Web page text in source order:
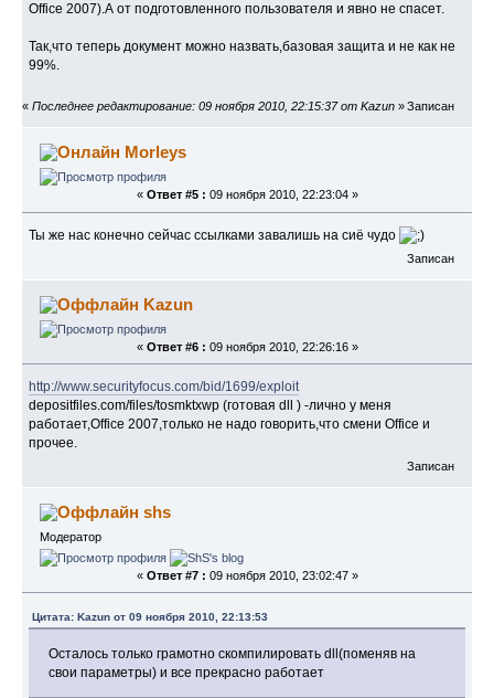
Office 2007).А от подготовленного пользователя и явно не спасет.
Так,что теперь документ можно назвать,базовая защита и не как не
99%.
« Последнее редактирование: 09 ноября 2010, 22:15:37 от Kazun »Записан
Morleys
« Ответ #5 : 09 ноября 2010, 22:23:04 »
Ты же нас конечно сейчас ссылками завалишь на сиё чудо
Записан
Kazun
« Ответ #6 : 09 ноября 2010, 22:26:16 »
http://www.securityfocus.com/bid/1699/exploit
depositfiles.com/files/tosmktxwp (готовая dll ) -лично у меня
работает,Office 2007,только не надо говорить,что смени Office и
прочее.
Записан
shs
Модератор
« Ответ #7 : 09 ноября 2010, 23:02:47 »
Цитата: Kazun от 09 ноября 2010, 22:13:53
Осталось только грамотно скомпилировать dll(поменяв на
свои параметры) и все прекрасно работает